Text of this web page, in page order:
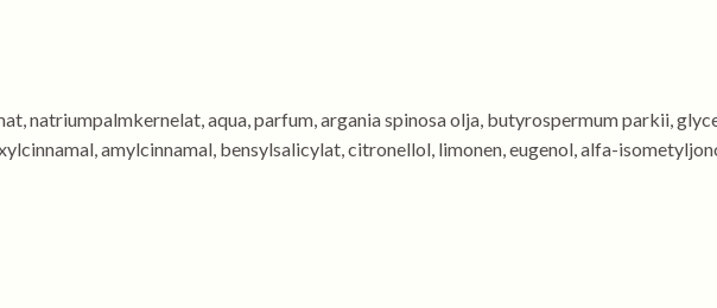
natriumpalmkernelat, aqua, parfum, argania spinosa olja, butyrospermum parkii,
amylcinnamal, bensylsalicylat, citronellol, limonen, eugenol, alfa-